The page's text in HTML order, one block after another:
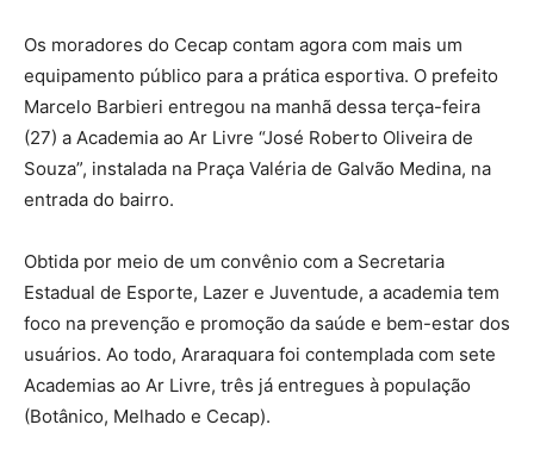
Os moradores do Cecap contam agora com mais um
equipamento público para a prática esportiva. O prefeito
Marcelo Barbieri entregou na manhã dessa terça-feira
(27) a Academia ao Ar Livre “José Roberto Oliveira de
Souza”, instalada na Praça Valéria de Galvão Medina, na
entrada do bairro.
Obtida por meio de um convênio com a Secretaria
Estadual de Esporte, Lazer e Juventude, a academia tem
foco na prevenção e promoção da saúde e bem-estar dos
usuários. Ao todo, Araraquara foi contemplada com sete
Academias ao Ar Livre, três já entregues à população
(Botânico, Melhado e Cecap).